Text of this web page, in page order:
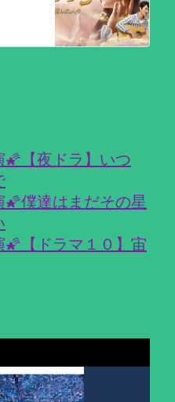
【夜ドラ】いつ
僕達はまだその星
【ドラマ１０】宙